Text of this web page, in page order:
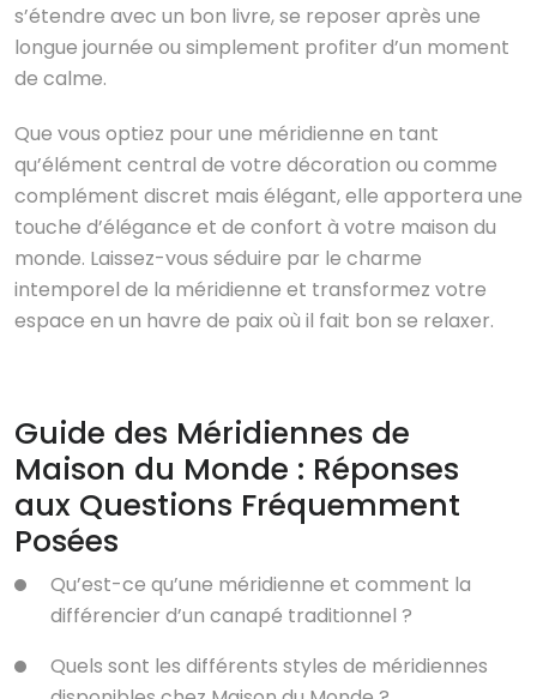
s’étendre avec un bon livre, se reposer après une
longue journée ou simplement profiter d’un moment
de calme.
Que vous optiez pour une méridienne en tant
qu’élément central de votre décoration ou comme
complément discret mais élégant, elle apportera une
touche d’élégance et de confort à votre maison du
monde. Laissez-vous séduire par le charme
intemporel de la méridienne et transformez votre
espace en un havre de paix où il fait bon se relaxer.
Guide des Méridiennes de
Maison du Monde : Réponses
aux Questions Fréquemment
Posées
Qu’est-ce qu’une méridienne et comment la
différencier d’un canapé traditionnel ?
Quels sont les différents styles de méridiennes